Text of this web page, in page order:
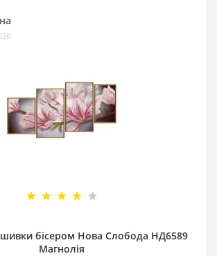
бісером Нова Слобода НД6589
Магнолія